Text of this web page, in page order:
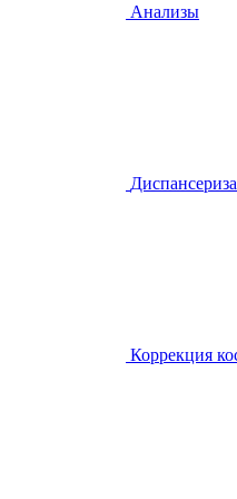
Анализы
Диспансериза
Коррекция